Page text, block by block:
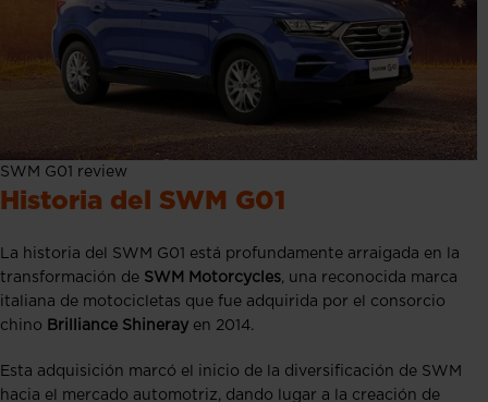
SWM G01 review
Historia del SWM G01
La historia del SWM G01 está profundamente arraigada en la
transformación de SWM Motorcycles, una reconocida marca
italiana de motocicletas que fue adquirida por el consorcio
chino Brilliance Shineray en 2014.
Esta adquisición marcó el inicio de la diversificación de SWM
hacia el mercado automotriz, dando lugar a la creación de